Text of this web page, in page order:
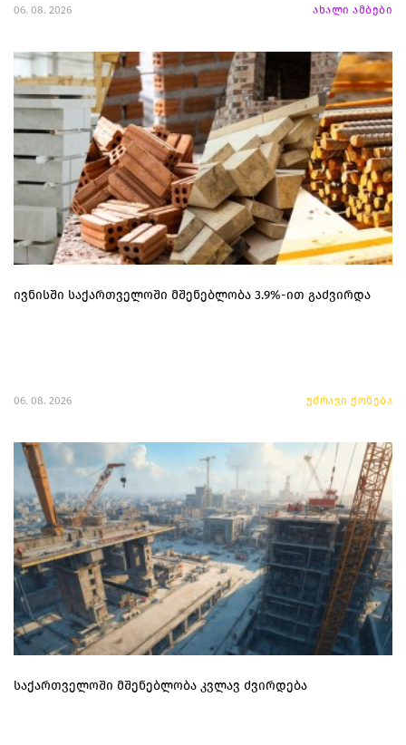
06. 08. 2026 ახალი ამბები
ივნისში საქართველოში მშენებლობა 3.9%-ით გაძვირდა
06. 08. 2026 უძრავი ქონება
საქართველოში მშენებლობა კვლავ ძვირდება